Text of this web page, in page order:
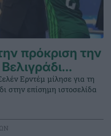
πρόκριση την
Ερντέμ μίλησε για τη
στην επίσημη ιστοσελίδα